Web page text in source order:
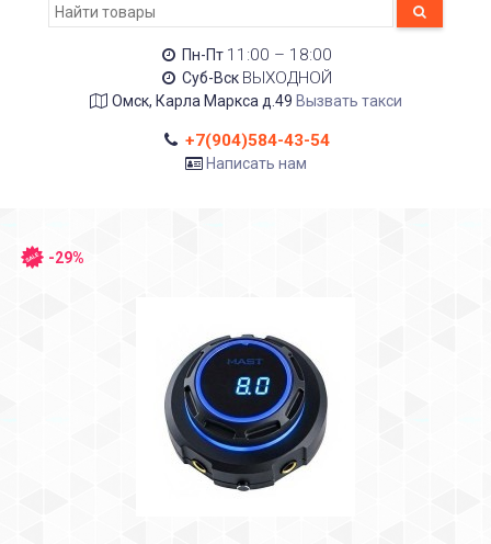
Пн-Пт 11:00 – 18:00
Суб-Вск ВЫХОДНОЙ
Омск, Карла Маркса д.49 Вызвать такси
+7(904)584-43-54
Написать нам
-29%